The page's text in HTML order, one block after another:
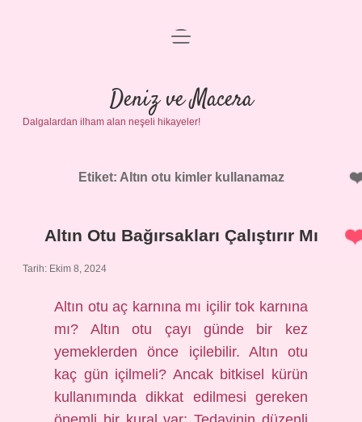
Anasayfa
Gizlilik Politikası
Yasal Uyarı
menüyü
Deniz ve Macera
Dalgalardan ilham alan neşeli hikayeler!
Etiket: Altın otu kimler kullanamaz
Altın Otu Bağırsakları Çalıştırır Mı
Tarih: Ekim 8, 2024
Altın otu aç karnına mı içilir tok karnına
mı? Altın otu çayı günde bir kez
yemeklerden önce içilebilir. Altın otu
kaç gün içilmeli? Ancak bitkisel kürün
kullanımında dikkat edilmesi gereken